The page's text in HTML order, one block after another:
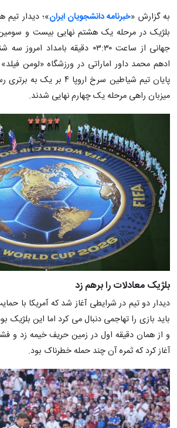
به گزارش «خبرنامه دانشجویان ایران»؛ دیدار تیم
بلژیک در مرحله یک هشتم نهایی بیست و
ادهم محمد داور اماراتی در ورزشگاه «لومن
پایان تیم شیاطین سرخ
میزبان راهی مرحله یک چهارم نهایی شدند.
بلژیک معادلات را برهم زد
دیدار دو تیم در شرایطی آغاز شد که آمریکا با
باید بازی را تهاجمی دنبال می کرد اما این بلژیک
و از همان دقیقه اول در زمین حریف خیمه زد و
آغاز کرد که ثمره آن چند حمله خطرناک بود.